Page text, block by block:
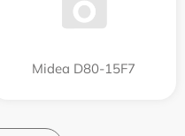
Midea D80-15F7